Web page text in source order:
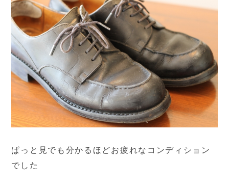
ぱっと見でも分かるほどお疲れなコンディション
でした